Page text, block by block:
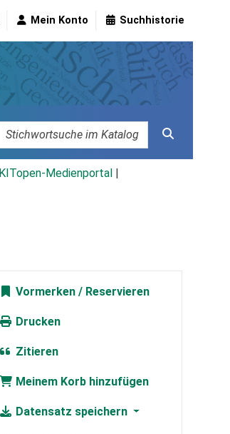
Mein Konto Suchhistorie
KITopen-Medienportal
Vormerken
Drucken
Zitieren
Meinem Korb hinzufügen
Datensatz speichern